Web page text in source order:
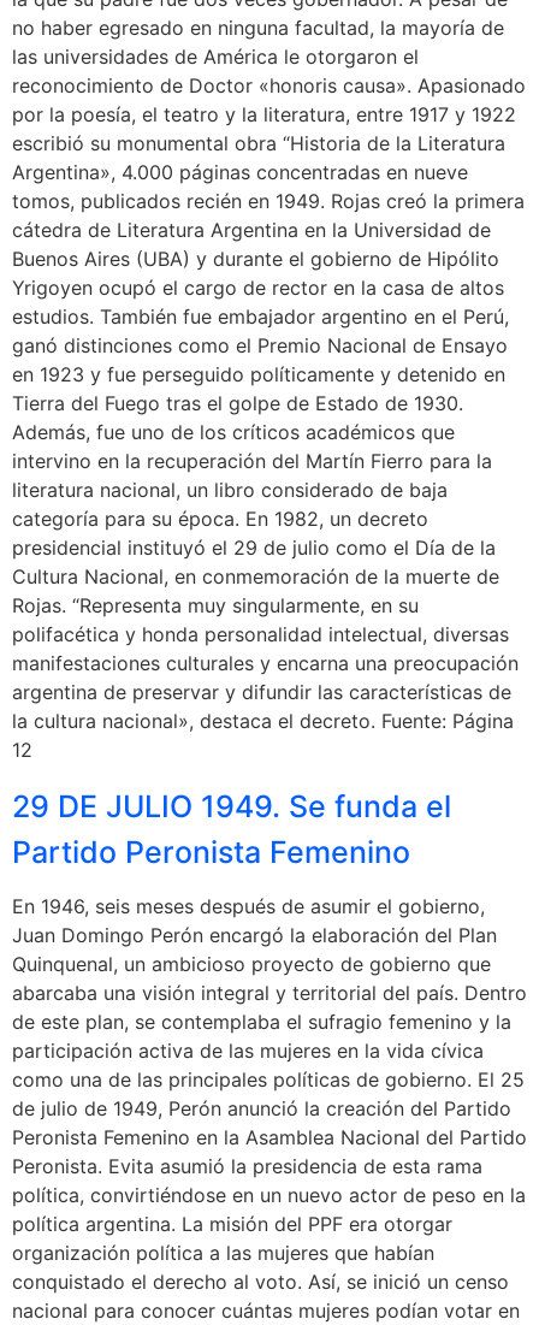
no haber egresado en ninguna facultad, la mayoría de
las universidades de América le otorgaron el
reconocimiento de Doctor «honoris causa». Apasionado
por la poesía, el teatro y la literatura, entre 1917 y 1922
escribió su monumental obra “Historia de la Literatura
Argentina», 4.000 páginas concentradas en nueve
tomos, publicados recién en 1949. Rojas creó la primera
cátedra de Literatura Argentina en la Universidad de
Buenos Aires (UBA) y durante el gobierno de Hipólito
Yrigoyen ocupó el cargo de rector en la casa de altos
estudios. También fue embajador argentino en el Perú,
ganó distinciones como el Premio Nacional de Ensayo
en 1923 y fue perseguido políticamente y detenido en
Tierra del Fuego tras el golpe de Estado de 1930.
Además, fue uno de los críticos académicos que
intervino en la recuperación del Martín Fierro para la
literatura nacional, un libro considerado de baja
categoría para su época. En 1982, un decreto
presidencial instituyó el 29 de julio como el Día de la
Cultura Nacional, en conmemoración de la muerte de
Rojas. “Representa muy singularmente, en su
polifacética y honda personalidad intelectual, diversas
manifestaciones culturales y encarna una preocupación
argentina de preservar y difundir las características de
la cultura nacional», destaca el decreto. Fuente: Página
12
29 DE JULIO 1949. Se funda el
Partido Peronista Femenino
En 1946, seis meses después de asumir el gobierno,
Juan Domingo Perón encargó la elaboración del Plan
Quinquenal, un ambicioso proyecto de gobierno que
abarcaba una visión integral y territorial del país. Dentro
de este plan, se contemplaba el sufragio femenino y la
participación activa de las mujeres en la vida cívica
como una de las principales políticas de gobierno. El 25
de julio de 1949, Perón anunció la creación del Partido
Peronista Femenino en la Asamblea Nacional del Partido
Peronista. Evita asumió la presidencia de esta rama
política, convirtiéndose en un nuevo actor de peso en la
política argentina. La misión del PPF era otorgar
organización política a las mujeres que habían
conquistado el derecho al voto. Así, se inició un censo
nacional para conocer cuántas mujeres podían votar en